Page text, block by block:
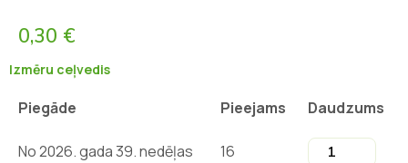
0,30 €
Izmēru ceļvedis
Piegāde Pieejams Daudzums
No 2026. gada 39. nedēļas 16